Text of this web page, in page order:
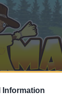
Information